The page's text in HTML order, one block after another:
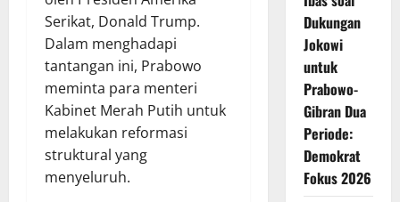
Serikat, Donald Trump.
Dalam menghadapi
tantangan ini, Prabowo
meminta para menteri
Kabinet Merah Putih untuk
melakukan reformasi
struktural yang
menyeluruh.
Dukungan
Jokowi
untuk
Prabowo-
Gibran Dua
Periode:
Demokrat
Fokus 2026